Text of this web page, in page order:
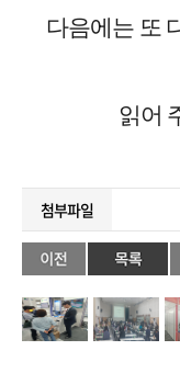
다음에는 또
읽어
첨부파일